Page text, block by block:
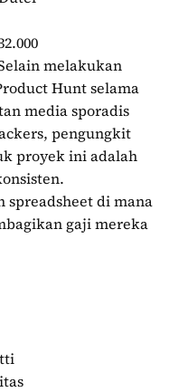
melakukan
Hunt selama
media sporadis
pengungkit
proyek ini adalah
spreadsheet di mana
gaji mereka